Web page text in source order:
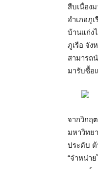
สืบเนื่อง
อำเภอภู
บ้านแก่ง
ภูเรือ จัง
สามารถ
มารับซื้อ
จากวิกฤ
มหาวิทย
ประดับ ต้
“จำหน่า